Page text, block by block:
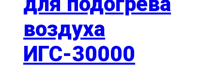
воздуха
ИГС-30000